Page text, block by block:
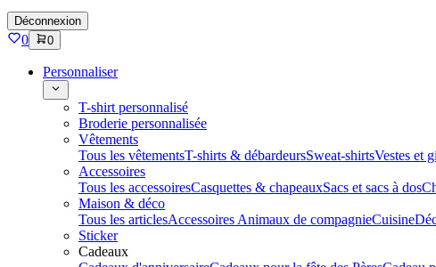
Déconnexion
0 0
Personnaliser
T-shirt personnalisé
Broderie personnalisée
Vêtements
Tous les vêtementsT-shirts & débardeursSweat-shirtsVestes et
Accessoires
Tous les accessoiresCasquettes & chapeauxSacs et sacs à dos
Maison & déco
Tous les articlesAccessoires Animaux de compagnieCuisine
Sticker
Cadeaux